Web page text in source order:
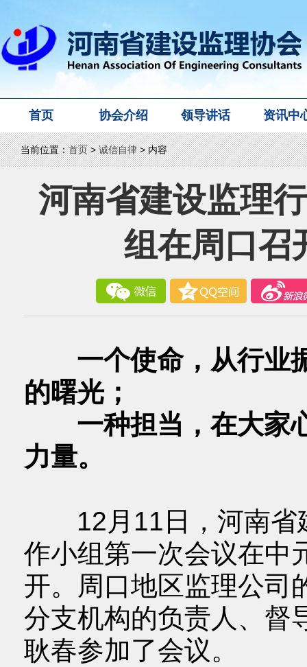
首页 协会介绍 领导讲话 资讯中
当前位置：首页>诚信自律> 内容
河南省建设监理
组在周口召
一个使命，从行业
的曙光；
一种担当，在大家
力量。
12月11日，河南省
作小组第一次会议在中
开。周口地区监理公司
分支机构的负责人、督
耿春参加了会议。